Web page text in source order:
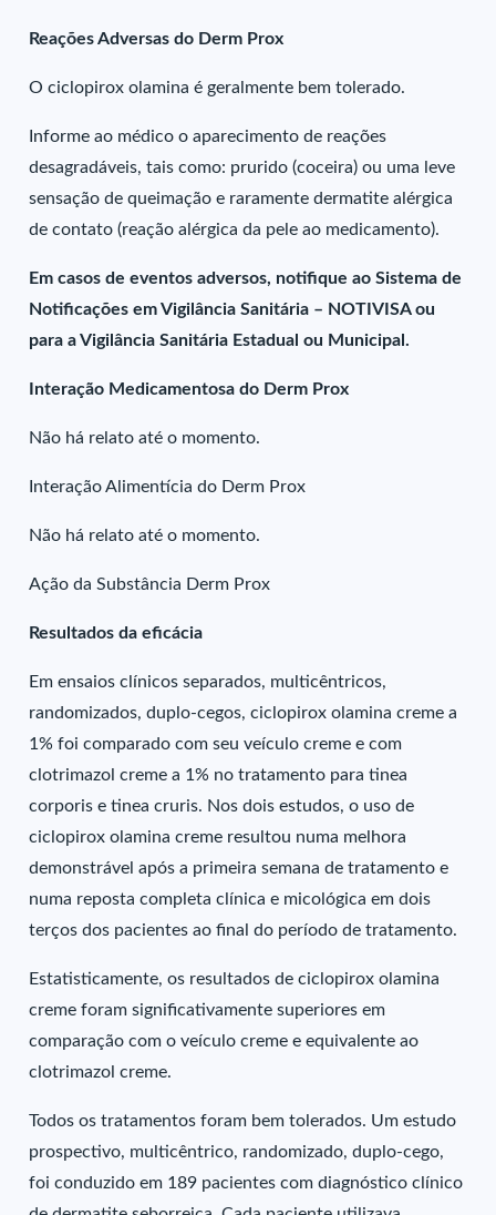
Reações Adversas do Derm Prox
O ciclopirox olamina é geralmente bem tolerado.
Informe ao médico o aparecimento de reações
desagradáveis, tais como: prurido (coceira) ou uma leve
sensação de queimação e raramente dermatite alérgica
de contato (reação alérgica da pele ao medicamento).
Em casos de eventos adversos, notifique ao Sistema de
Notificações em Vigilância Sanitária – NOTIVISA ou
para a Vigilância Sanitária Estadual ou Municipal.
Interação Medicamentosa do Derm Prox
Não há relato até o momento.
Interação Alimentícia do Derm Prox
Não há relato até o momento.
Ação da Substância Derm Prox
Resultados da eficácia
Em ensaios clínicos separados, multicêntricos,
randomizados, duplo-cegos, ciclopirox olamina creme a
1% foi comparado com seu veículo creme e com
clotrimazol creme a 1% no tratamento para tinea
corporis e tinea cruris. Nos dois estudos, o uso de
ciclopirox olamina creme resultou numa melhora
demonstrável após a primeira semana de tratamento e
numa reposta completa clínica e micológica em dois
terços dos pacientes ao final do período de tratamento.
Estatisticamente, os resultados de ciclopirox olamina
creme foram significativamente superiores em
comparação com o veículo creme e equivalente ao
clotrimazol creme.
Todos os tratamentos foram bem tolerados. Um estudo
prospectivo, multicêntrico, randomizado, duplo-cego,
foi conduzido em 189 pacientes com diagnóstico clínico